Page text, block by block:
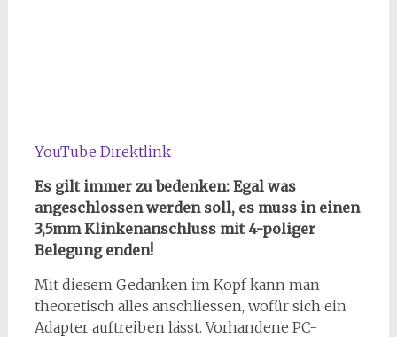
YouTube Direktlink
Es gilt immer zu bedenken: Egal was
angeschlossen werden soll, es muss in einen
3,5mm Klinkenanschluss mit 4-poliger
Belegung enden!
Mit diesem Gedanken im Kopf kann man
theoretisch alles anschliessen, wofür sich ein
Adapter auftreiben lässt. Vorhandene PC-